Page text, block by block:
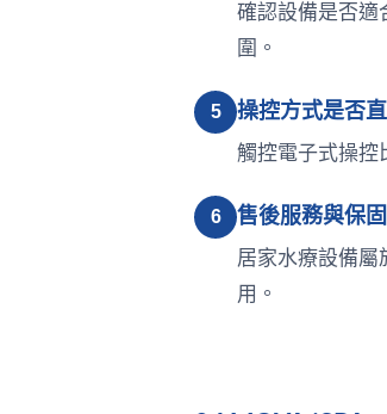
確認設備是否適
圍。
5 操控方式是否
觸控電子式操控
6 售後服務與保固
居家水療設備屬
用。